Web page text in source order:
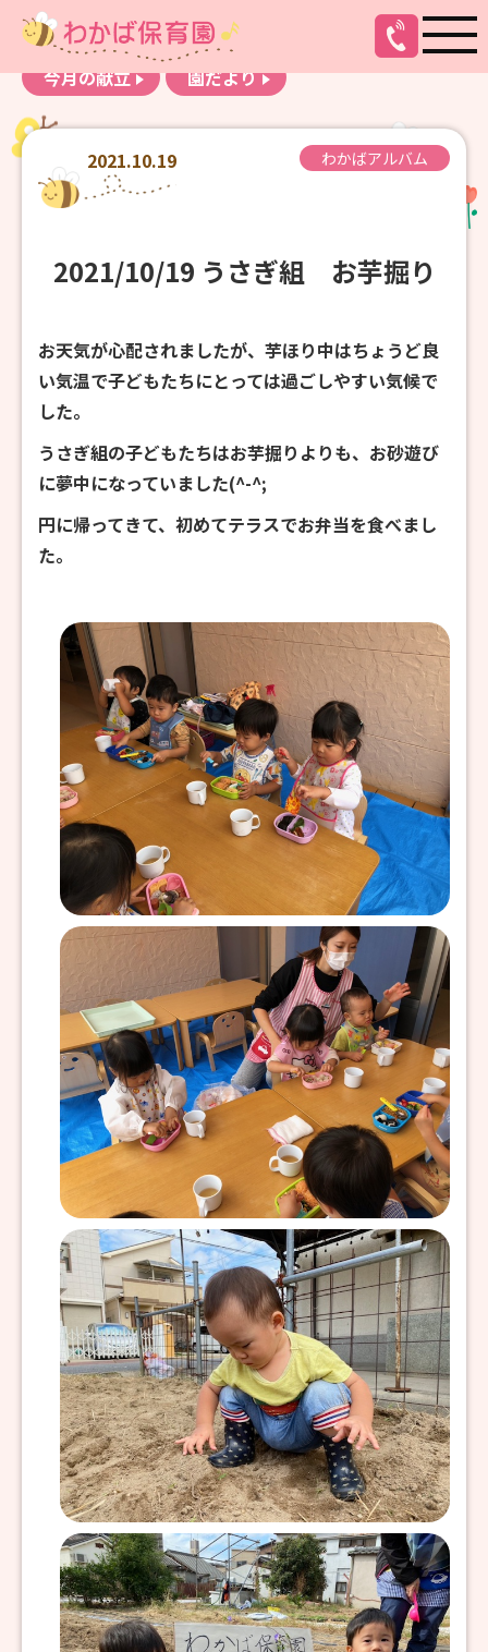
お知らせ
わかばアルバム
今月の献立
園だより
2021.10.19 わかばアルバム
2021/10/19 うさぎ組 お芋掘り
お天気が心配されましたが、芋ほり中はちょうど良
い気温で子どもたちにとっては過ごしやすい気候で
した。
うさぎ組の子どもたちはお芋掘りよりも、お砂遊び
に夢中になっていました(^-^;
円に帰ってきて、初めてテラスでお弁当を食べまし
た。